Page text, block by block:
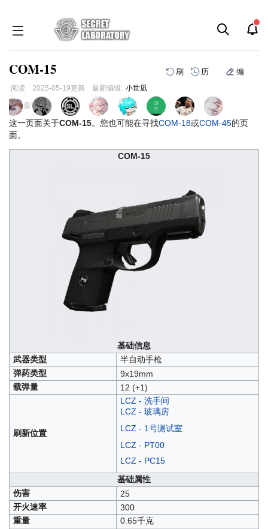
COM-15 刷 历 编
阅读 2025-05-19更新 最新编辑: 小世凪
跳
到
导
航
跳
到
搜
索
页面贡献者 :
这一页面关于COM-15。您也可能在寻找COM-18或COM-45的页
面。
COM-15
基础信息
武器类型
半自动手枪
弹药类型
9x19mm
载弹量
12 (+1)
刷新位置
LCZ - 洗手间
LCZ - 玻璃房
LCZ - 1号测试室
LCZ - PT00
LCZ - PC15
基础属性
伤害
25
开火速率
300
重量
0.65千克